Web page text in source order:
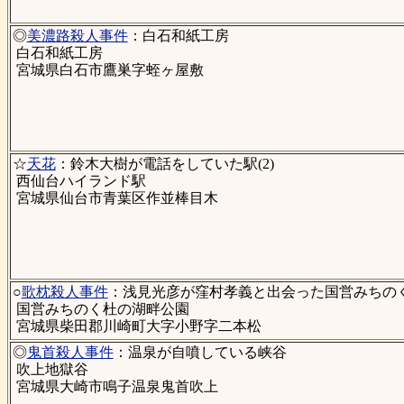
◎美濃路殺人事件：白石和紙工房
白石和紙工房
宮城県白石市鷹巣字蛭ヶ屋敷
☆天花：鈴木大樹が電話をしていた駅(2)
西仙台ハイランド駅
宮城県仙台市青葉区作並棒目木
○歌枕殺人事件：浅見光彦が窪村孝義と出会った国営みちの
国営みちのく杜の湖畔公園
宮城県柴田郡川崎町大字小野字二本松
◎鬼首殺人事件：温泉が自噴している峡谷
吹上地獄谷
宮城県大崎市鳴子温泉鬼首吹上